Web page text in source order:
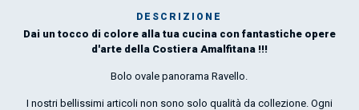
DESCRIZIONE
Dai un tocco di colore alla tua cucina con fantastiche opere
d'arte della Costiera Amalfitana !!!
Bolo ovale panorama Ravello.
I nostri bellissimi articoli non sono solo qualità da collezione. Ogni